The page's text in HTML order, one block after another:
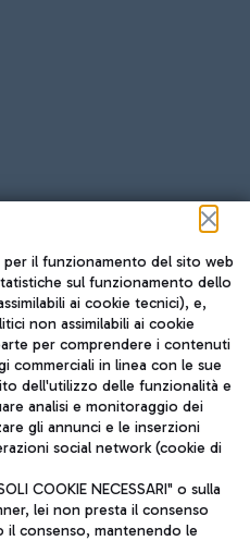
della vicinanza
facile spostarsi
di Fiumicino da Roma
ITA
il funzionamento del sito web
sul funzionamento dello
ai cookie tecnici), e,
non assimilabili ai cookie
per comprendere i contenuti
commerciali in linea con le sue
dell'utilizzo delle funzionalità e
analisi e monitoraggio dei
gli annunci e le inserzioni
social network (cookie di
COOKIE NECESSARI" o sulla
lei non presta il consenso
consenso, mantenendo le